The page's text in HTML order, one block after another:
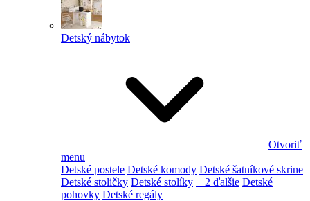
Detský nábytok
Otvoriť
menu
Detské postele Detské komody Detské šatníkové skrine
Detské stoličky Detské stolíky + 2 ďalšie Detské
pohovky Detské regály